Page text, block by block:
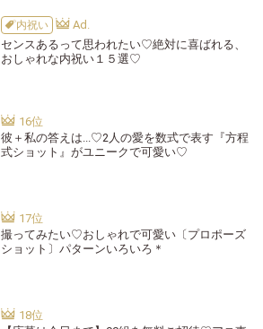
内祝い
センスあるって思われたい♡絶対に喜ばれる、
おしゃれな内祝い１５選♡
彼＋私の答えは...♡2人の愛を数式で表す『方程
式ショット』がユニークで可愛い♡
撮ってみたい♡おしゃれで可愛い〔プロポーズ
ショット〕パターンいろいろ＊